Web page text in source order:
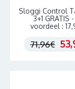
Sloggi Control
3+1 GRATIS
voordeel :
71,96€